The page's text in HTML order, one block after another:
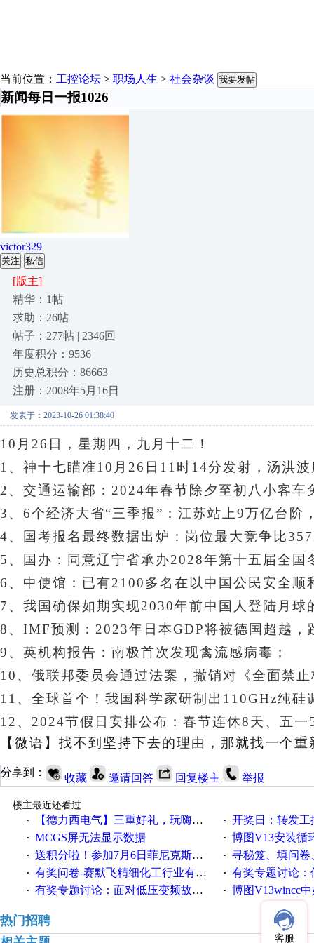
当前位置： 工控论坛 > 职场人生 > 社会杂谈 我要发帖
新闻每日一报1026
victor329
关注 私信
[版主]
精华：1帖
求助：26帖
帖子：277帖 | 2346回
年度积分：9536
历史总积分：86663
注册：2008年5月16日
发表于：2023-10-26 01:38:40
10月26日，星期四
，九月十二！
1、神十七瞄准10月26日11时14分发射，汤洪
2、交通运输部：2024年春节除夕至初八小客车
3、6个经济大省“三季报”：江苏站上9万亿台阶
4、国考报名最终数据出炉：岗位最大竞争比
5、国办：同意辽宁省承办2028年第十五届全国
6、 中使馆：已有2100多名在以中国公民安全顺
7、我国确保如期实现2030年前中国人登陆月球
8、IMF预测：2023年日本GDP将被德国超越，
9、英机构报告：南极首次发现禽流感病毒；
10、俄联邦委员会通过法案，撤销对《全面禁
11、 全球首个！我国科学家研制出110GHz纯硅
12、2024节假日安排公布：春节连休8天、五
【微语】 找不到坚持下去的理由，那就找一个
分享到： 收藏 邀请回答 回复楼主 举报
楼主最近还看过
·
【德力西电气】三重好礼，玩嗨夏日！ · 开奖日：转发工控速派
· MCGS屏无法显示数据 · 博图V13安装循环重启
· 送积分啦！参加7月6日菲尼克斯在线研讨会即得 · 寻秘笈、填问卷
· 有奖问卷-赛默飞精细化工行业有奖调查来袭！ · 有奖专题讨论：伺服选择
· 有奖专题讨论：面对低压变频故障，老手是这样解决的！ · 博图V13wincc中如何
热门招聘
客服